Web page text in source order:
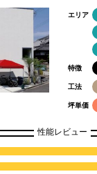
エリア
特徴
工法
坪単価
性能レビュー